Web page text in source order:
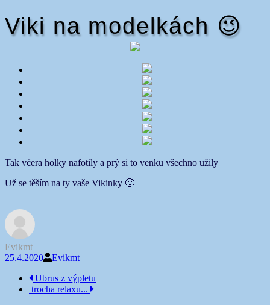
Viki na modelkách 😉
Tak včera holky nafotily a prý si to venku všechno užily
Už se těším na ty vaše Vikinky 🙂
Evikmt
25.4.2020
Evikmt
Navigace
příspěvku
Ubrus z výpletu
trocha relaxu...